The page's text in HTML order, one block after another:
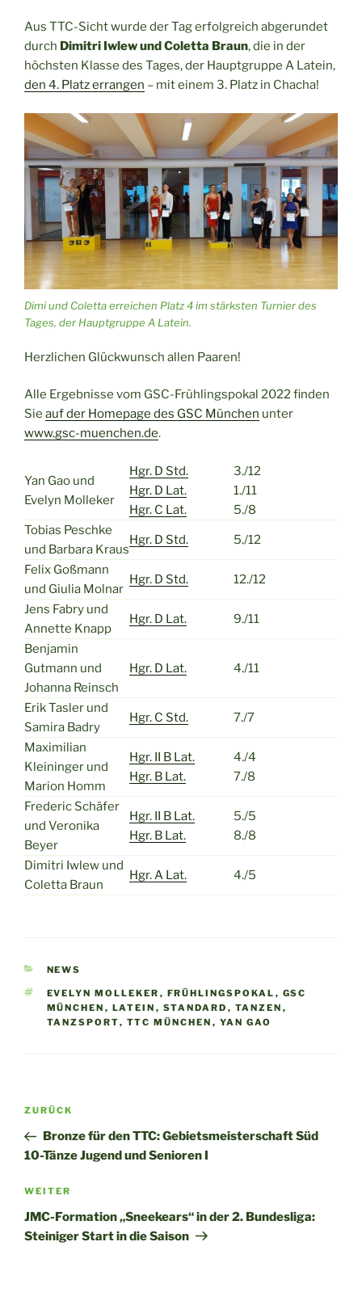
Aus TTC-Sicht wurde der Tag erfolgreich abgerundet
durch Dimitri Iwlew und Coletta Braun, die in der
höchsten Klasse des Tages, der Hauptgruppe A Latein,
den 4. Platz errangen – mit einem 3. Platz in Chacha!
Dimi und Coletta erreichen Platz 4 im stärksten Turnier des
Tages, der Hauptgruppe A Latein.
Herzlichen Glückwunsch allen Paaren!
Alle Ergebnisse vom GSC-Frühlingspokal 2022 finden
Sie auf der Homepage des GSC München unter
www.gsc-muenchen.de.
Yan Gao und
Evelyn Molleker
Hgr. D Std.
Hgr. D Lat.
Hgr. C Lat.
3./12
1./11
5./8
Tobias Peschke
und Barbara Kraus
Hgr. D Std. 5./12
Felix Goßmann
und Giulia Molnar
Hgr. D Std. 12./12
Jens Fabry und
Annette Knapp
Hgr. D Lat. 9./11
Benjamin
Gutmann und
Johanna Reinsch
Hgr. D Lat. 4./11
Erik Tasler und
Samira Badry
Hgr. C Std. 7./7
Maximilian
Kleininger und
Marion Homm
Hgr. II B Lat.
Hgr. B Lat.
4./4
7./8
Frederic Schäfer
und Veronika
Beyer
Hgr. II B Lat.
Hgr. B Lat.
5./5
8./8
Dimitri Iwlew und
Coletta Braun
Hgr. A Lat. 4./5
KATEGORIEN
NEWS
SCHLAGWÖRTER
EVELYN MOLLEKER , FRÜHLINGSPOKAL , GSC
MÜNCHEN , LATEIN , STANDARD , TANZEN ,
TANZSPORT, TTC MÜNCHEN , YAN GAO
Beitragsnavigation
Vorheriger
Beitrag
ZURÜCK
Bronze für den TTC: Gebietsmeisterschaft Süd
10-Tänze Jugend und Senioren I
Nächster
Beitrag
WEITER
JMC-Formation „Sneekears“ in der 2. Bundesliga:
Steiniger Start in die Saison